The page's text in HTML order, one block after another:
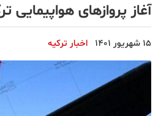
دانستنی
دکوراسیون
آغاز پروازهای
15 شهریور 1401 اخبار ترکیه